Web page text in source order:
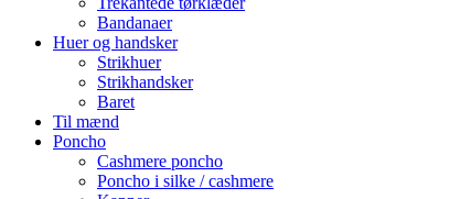
Bandanaer
Huer og handsker
Strikhuer
Strikhandsker
Baret
Til mænd
Poncho
Cashmere poncho
Poncho i silke / cashmere